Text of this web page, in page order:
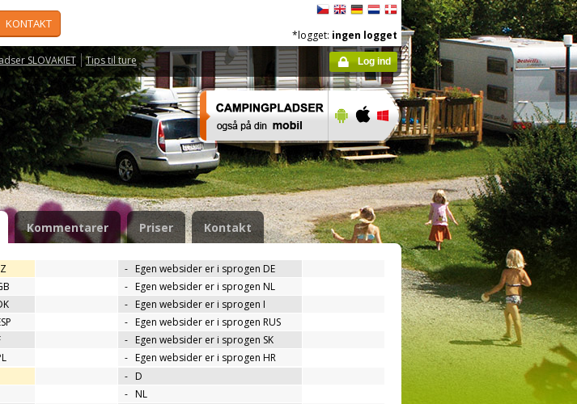
KONTAKT
SLOVAKIET Tips til ture
*logget: ingen logget
Log ind
Kommentarer Priser Kontakt
- Egen websider er i sprogen DE
- Egen websider er i sprogen NL
- Egen websider er i sprogen I
- Egen websider er i sprogen RUS
- Egen websider er i sprogen SK
- Egen websider er i sprogen HR
- D
- NL